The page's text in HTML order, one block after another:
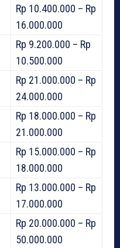
Rp 10.400.000 – Rp
16.000.000
Rp 9.200.000 – Rp
10.500.000
Rp 21.000.000 – Rp
24.000.000
Rp 18.000.000 – Rp
21.000.000
Rp 15.000.000 – Rp
18.000.000
Rp 13.000.000 – Rp
17.000.000
Rp 20.000.000 – Rp
50.000.000